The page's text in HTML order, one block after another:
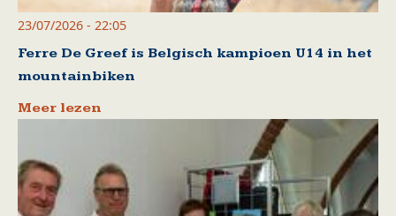
23/07/2026 - 22:05
Ferre De Greef is Belgisch kampioen U14 in het
mountainbiken
Meer lezen